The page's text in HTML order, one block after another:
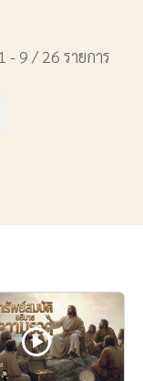
1 - 9 / 26 รายการ